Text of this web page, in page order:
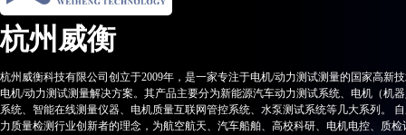
杭州威衡
杭州威衡科技有限公司创立于2009年，是一家专注于电机/动力测试测量的国家高新
电机/动力测试测量解决方案。其产品主要分为新能源汽车动力测试系统、电机（机
系统、智能在线测量仪器、电机质量互联网管控系统、水泵测试系统等几大系列。
力质量检测行业创新者的理念，为航空航天、汽车船舶、高校科研、电机电控、质